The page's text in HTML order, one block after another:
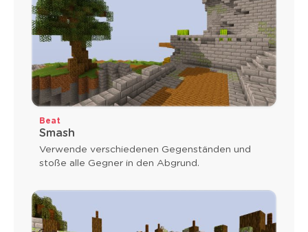
Beat
Smash
Verwende verschiedenen Gegenständen und
stoße alle Gegner in den Abgrund.